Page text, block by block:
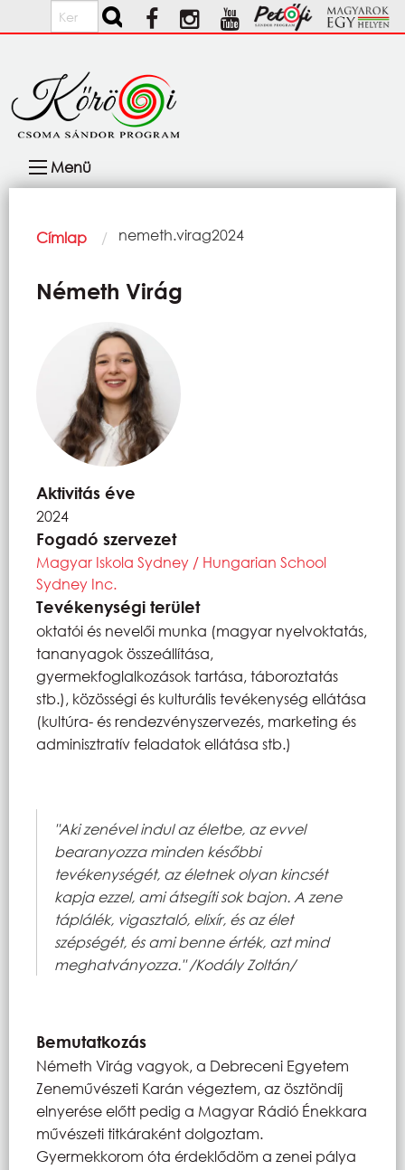
Ugrás a tartalomra
Keresés
navigáció
Menü
Morzsa
Címlap Current:
nemeth.virag2024
Németh Virág
Aktivitás éve
2024
Fogadó szervezet
Magyar Iskola Sydney / Hungarian School
Sydney Inc.
Tevékenységi terület
oktatói és nevelői munka (magyar nyelvoktatás,
tananyagok összeállítása,
gyermekfoglalkozások tartása, táboroztatás
stb.), közösségi és kulturális tevékenység ellátása
(kultúra- és rendezvényszervezés, marketing és
adminisztratív feladatok ellátása stb.)
"Aki zenével indul az életbe, az evvel
bearanyozza minden későbbi
tevékenységét, az életnek olyan kincsét
kapja ezzel, ami átsegíti sok bajon. A zene
táplálék, vigasztaló, elixír, és az élet
szépségét, és ami benne érték, azt mind
meghatványozza." /Kodály Zoltán/
Bemutatkozás
Németh Virág vagyok, a Debreceni Egyetem
Zeneművészeti Karán végeztem, az ösztöndíj
elnyerése előtt pedig a Magyar Rádió Énekkara
művészeti titkáraként dolgoztam.
Gyermekkorom óta érdeklődöm a zenei pálya